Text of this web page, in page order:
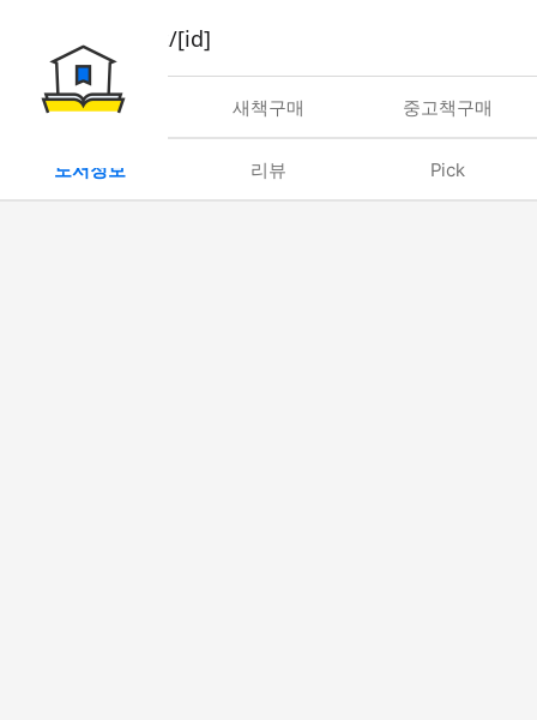
book/rent/[id]
대여 새책구매 중고책구매
도서정보 리뷰 Pick